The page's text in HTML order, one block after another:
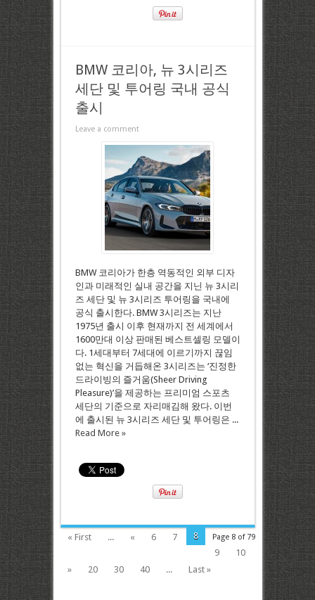
BMW 코리아, 뉴 3시리즈
세단 및 투어링 국내 공식
출시
Leave a comment
BMW 코리아가 한층 역동적인 외부 디자
인과 미래적인 실내 공간을 지닌 뉴 3시리
즈 세단 및 뉴 3시리즈 투어링을 국내에
공식 출시한다. BMW 3시리즈는 지난
1975년 출시 이후 현재까지 전 세계에서
1600만대 이상 판매된 베스트셀링 모델이
다. 1세대부터 7세대에 이르기까지 끊임
없는 혁신을 거듭해온 3시리즈는 ‘진정한
드라이빙의 즐거움(Sheer Driving
Pleasure)’을 제공하는 프리미엄 스포츠
세단의 기준으로 자리매김해 왔다. 이번
에 출시된 뉴 3시리즈 세단 및 투어링은 ...
Read More »
Page 8 of 79
« First ... « 6 7
8
9
10
»
20 30 40 ... Last »